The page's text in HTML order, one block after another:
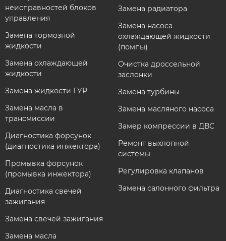
неисправностей блоков
управления
Замена тормозной
жидкости
Замена охлаждающей
жидкости
Замена жидкости ГУР
Замена масла в
трансмиссии
Диагностика форсунок
(диагностика инжектора)
Промывка форсунок
(промывка инжектора)
Диагностика свечей
зажигания
Замена свечей зажигания
Замена масла
Замена радиатора
Замена насоса
охлаждающей жидкости
(помпы)
Очистка дроссельной
заслонки
Замена турбины
Замена масляного насоса
Замер компрессии в ДВС
Ремонт выхлопной
системы
Регулировка клапанов
Замена салонного фильтра